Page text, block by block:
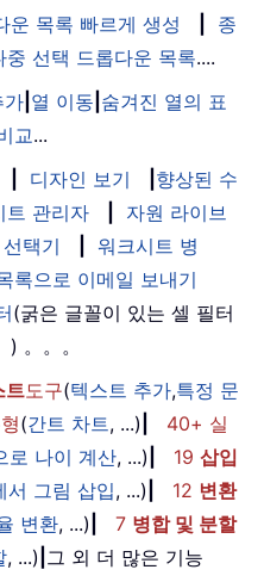
운 목록 빠르게 생성
종
중 선택 드롭다운 목록....
가 열 이동 숨겨진 열의 표
교...
디자인 보기
향상된 수
트 관리자
자원 라이브
택기
워크시트 병
록으로 이메일 보내기
(굵은 글꼴이 있는 셀 필터
。。。
트도구(텍스트 추가,특정 문
(간트 차트, ...)
40+ 실
로 나이 계산, ...) 19 삽입
서 그림 삽입, ...) 12 변환
변환, ...) 7 병합 및 분할
, ...) 그 외 더 많은 기능